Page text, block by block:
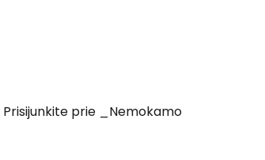
Prisijunkite prie _Nemokamo